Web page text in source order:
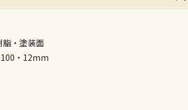
・塗装面
・12mm